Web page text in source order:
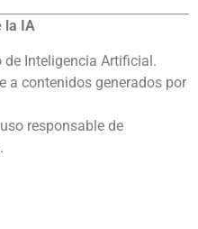
la IA
Inteligencia Artificial.
a contenidos generados por
responsable de